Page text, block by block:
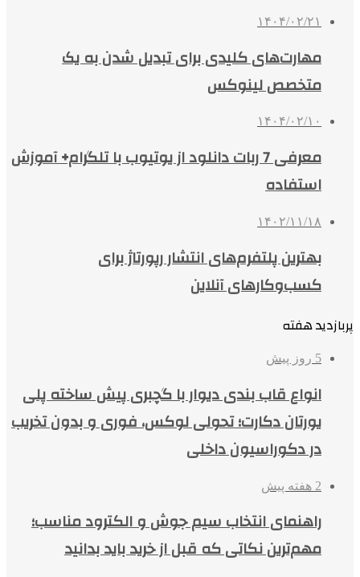
۱۴۰۴/۰۲/۲۱
مهارت‌های کلیدی برای تبدیل شدن به یک
متخصص لینوکس
۱۴۰۴/۰۲/۱۰
معرفی 7 ربات دانلود از یوتیوب با تلگرام+ آموزش
استفاده
۱۴۰۲/۱۱/۱۸
بهترین پلتفرم‌های انتشار رپورتاژ برای
کسب‌وکارهای آنلاین
پربازدید هفته
5 روز پیش
انواع قاب بندی دیوار با گچبری پیش ساخته پلی
یورتان دکارت؛ تحولی لوکس، فوری و بدون تخریب
در دکوراسیون داخلی
2 هفته پیش
راهنمای انتخاب سیم جوش و الکترود مناسب؛
مهم‌ترین نکاتی که قبل از خرید باید بدانید